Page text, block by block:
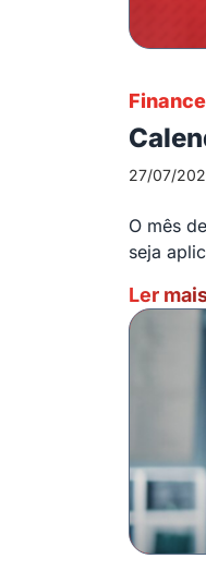
27/07/
O mês
seja
Ler